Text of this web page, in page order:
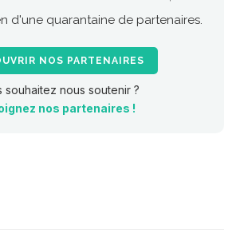
d'une quarantaine de partenaires.
NOS PARTENAIRES
souhaitez nous soutenir ?
nos partenaires !